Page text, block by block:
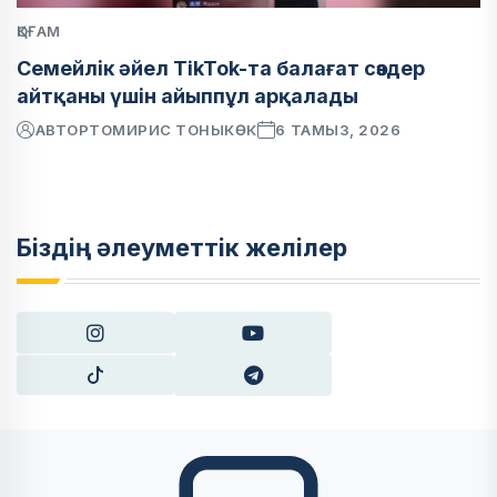
ҚОҒАМ
Семейлік әйел TikTok-та балағат сөздер
айтқаны үшін айыппұл арқалады
АВТОРТОМИРИС ТОНЫКӨК 6 ТАМЫЗ, 2026
Біздің әлеуметтік желілер